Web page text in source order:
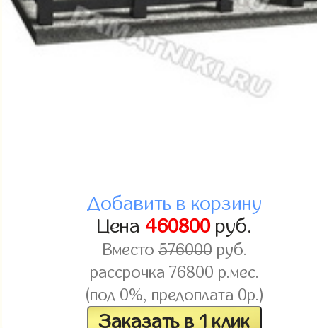
Добавить в корзину
Цена 460800руб.
Вместо576000руб.
рассрочка 76800 р.мес.
(под 0%, предоплата 0р.)
Заказать в 1 клик